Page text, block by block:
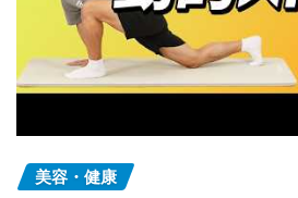
美容・健康